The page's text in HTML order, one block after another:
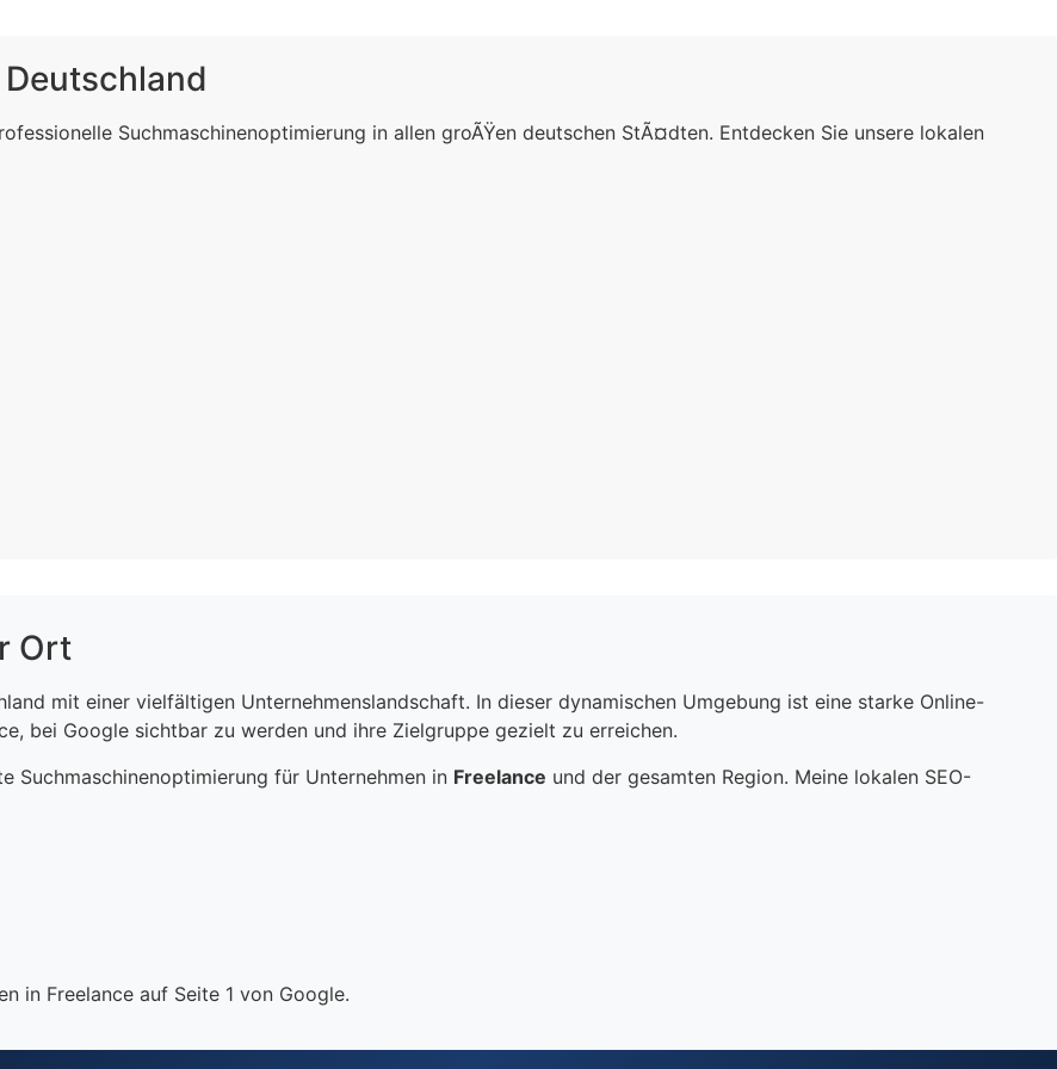
Suchmaschinenoptimierung in allen groÃŸen deutschen StÃ¤dten. Entdecken Sie unsere lokalen
Ort
mit einer vielfältigen Unternehmenslandschaft. In dieser dynamischen Umgebung ist eine starke Online-
bei Google sichtbar zu werden und ihre Zielgruppe gezielt zu erreichen.
Suchmaschinenoptimierung für Unternehmen in Freelance und der gesamten Region. Meine lokalen SEO-
in Freelance auf Seite 1 von Google.